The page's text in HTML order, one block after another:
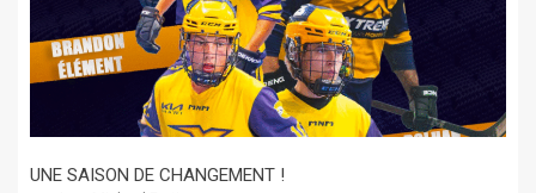
UNE SAISON DE CHANGEMENT !